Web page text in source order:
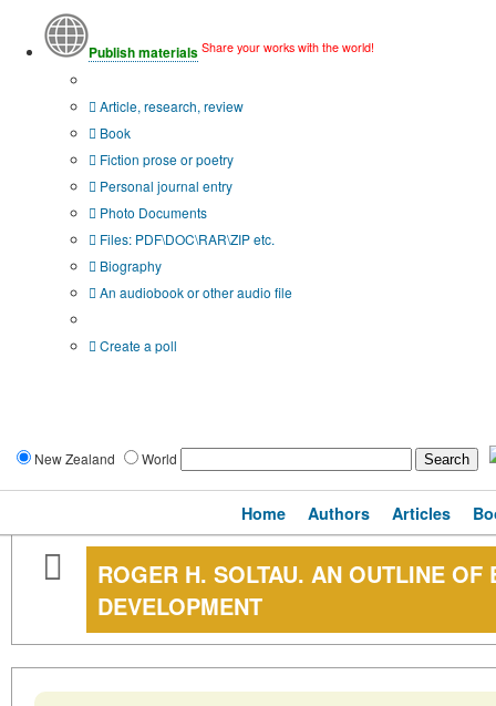
Publish materials Share your works with the world!
Article, research, review
Book
Fiction prose or poetry
Personal journal entry
Photo Documents
Files: PDF\DOC\RAR\ZIP etc.
Biography
An audiobook or other audio file
Create a poll
New Zealand World
Home Authors Articles
ROGER H. SOLTAU. AN OUTLINE OF
DEVELOPMENT